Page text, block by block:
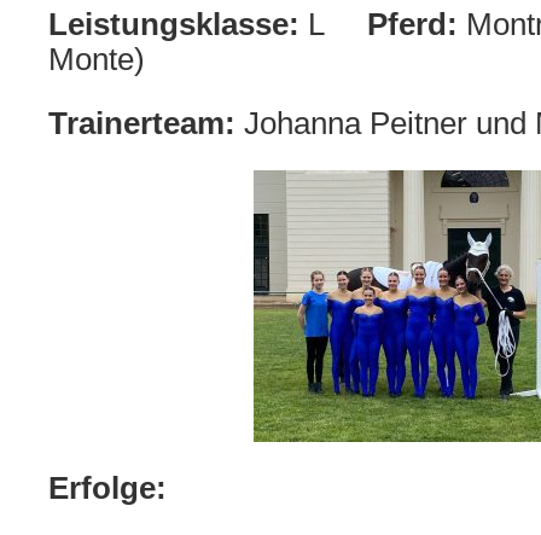
Leistungsklasse: L Pferd:
Monte)
Trainerteam: Johanna Peitner und
Erfolge: